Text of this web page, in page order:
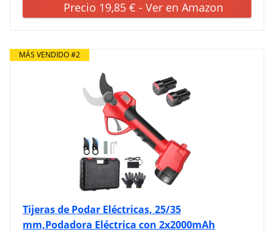
Precio 19,85 € - Ver en Amazon
MÁS VENDIDO #2
Tijeras de Podar Eléctricas, 25/35
mm,Podadora Eléctrica con 2x2000mAh